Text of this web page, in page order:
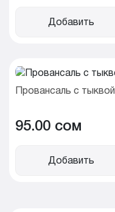
Добавить
Провансаль с тыквой
95.00 cом
Добавить